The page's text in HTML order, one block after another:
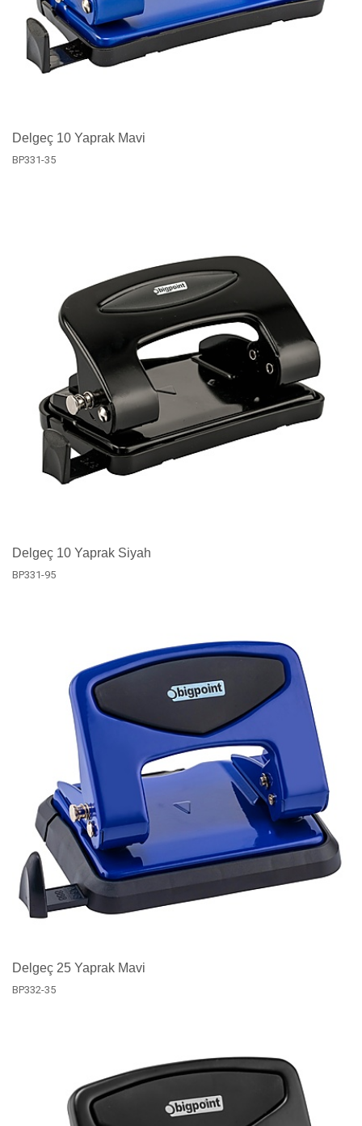
Delgeç 10 Yaprak Mavi
BP331-35
Delgeç 10 Yaprak Siyah
BP331-95
Delgeç 25 Yaprak Mavi
BP332-35